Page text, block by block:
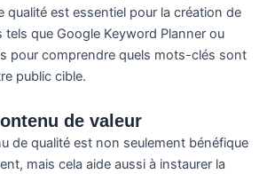
qualité est essentiel pour la création de
tels que Google Keyword Planner ou
pour comprendre quels mots-clés sont
public cible.
de valeur
de qualité est non seulement bénéfique
mais cela aide aussi à instaurer la